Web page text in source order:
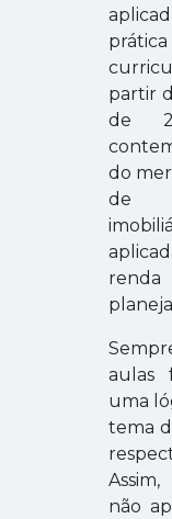
partir
de
do
de
renda
aulas
uma
tema
não